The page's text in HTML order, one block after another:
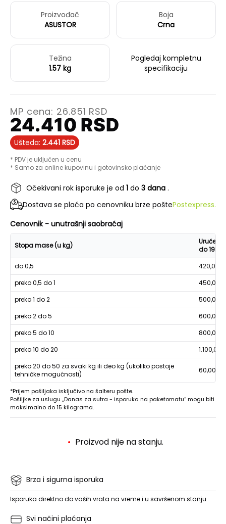
Proizvođač
ASUSTOR
Boja
Crna
Težina
1.57 kg
Pogledaj kompletnu
specifikaciju
MP cena: 26.851 RSD
24.410 RSD
Ušteda: 2.441 RSD
* PDV je uključen u cenu
* Samo za online kupovinu i gotovinsko plaćanje
Očekivani rok isporuke je od 1 do 3 dana .
Dostava se plaća po cenovniku brze poštePostexpress.
Cenovnik - unutrašnji saobraćaj
Stopa mase (u kg)
Uručenje
do 19h
do 0,5
420,00
preko 0,5 do 1
450,00
preko 1 do 2
500,00
preko 2 do 5
600,00
preko 5 do 10
800,00
preko 10 do 20
1.100,00
preko 20 do 50 za svaki kg ili deo kg (ukoliko postoje
tehničke mogućnosti)
60,00
*Prijem pošiljaka isključivo na šalteru pošte.
Pošiljke za uslugu „Danas za sutra - isporuka na paketomatu“ mogu biti
maksimalno do 15 kilograma.
Proizvod nije na stanju.
Brza i sigurna isporuka
Isporuka direktno do vaših vrata na vreme i u savršenom stanju.
Svi načini plaćanja